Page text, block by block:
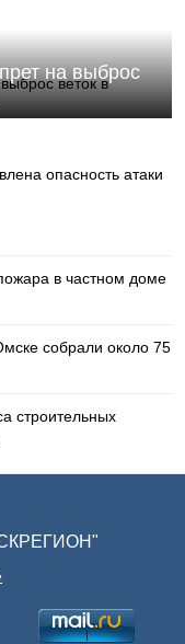
на выброс
опасность атаки
в частном доме
собрали около 75
строительных